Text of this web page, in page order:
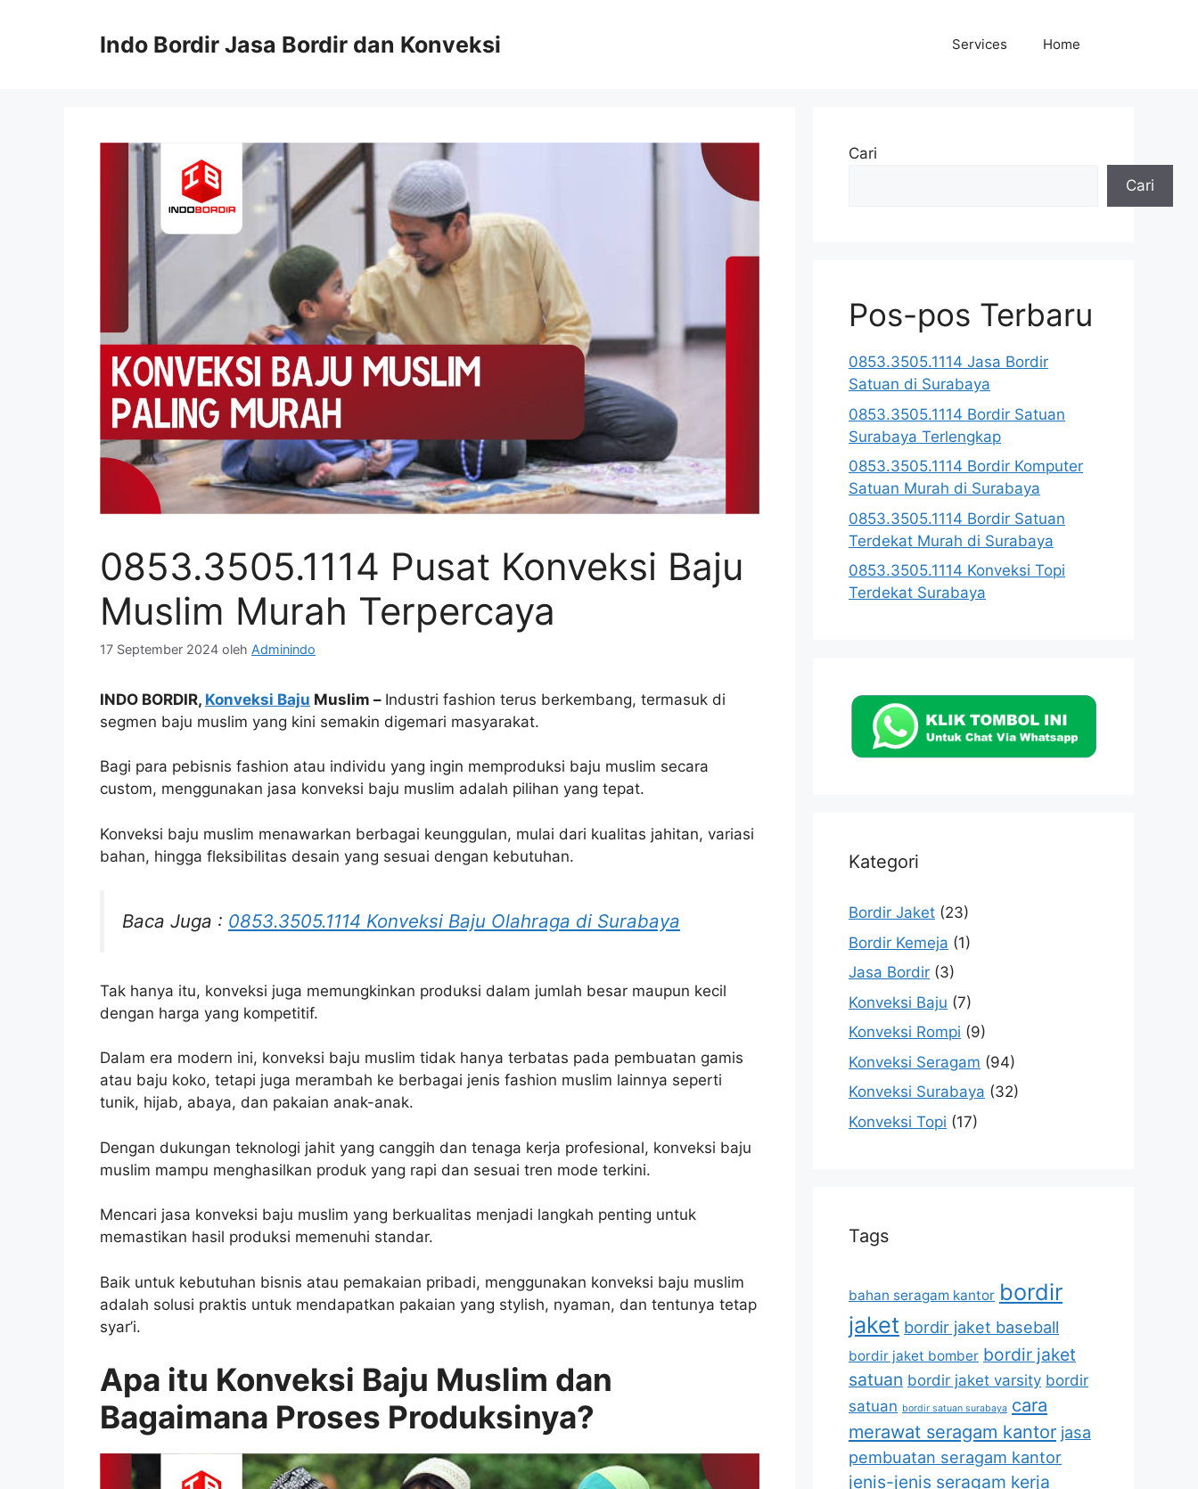
Indo Bordir Jasa Bordir dan Konveksi Services Home
0853.3505.1114 Pusat Konveksi Baju
Muslim Murah Terpercaya
17 September 2024 oleh Adminindo
INDO BORDIR, Konveksi Baju Muslim – Industri fashion terus berkembang, termasuk di
segmen baju muslim yang kini semakin digemari masyarakat.
Bagi para pebisnis fashion atau individu yang ingin memproduksi baju muslim secara
custom, menggunakan jasa konveksi baju muslim adalah pilihan yang tepat.
Konveksi baju muslim menawarkan berbagai keunggulan, mulai dari kualitas jahitan, variasi
bahan, hingga fleksibilitas desain yang sesuai dengan kebutuhan.
Baca Juga : 0853.3505.1114 Konveksi Baju Olahraga di Surabaya
Tak hanya itu, konveksi juga memungkinkan produksi dalam jumlah besar maupun kecil
dengan harga yang kompetitif.
Dalam era modern ini, konveksi baju muslim tidak hanya terbatas pada pembuatan gamis
atau baju koko, tetapi juga merambah ke berbagai jenis fashion muslim lainnya seperti
tunik, hijab, abaya, dan pakaian anak-anak.
Dengan dukungan teknologi jahit yang canggih dan tenaga kerja profesional, konveksi baju
muslim mampu menghasilkan produk yang rapi dan sesuai tren mode terkini.
Mencari jasa konveksi baju muslim yang berkualitas menjadi langkah penting untuk
memastikan hasil produksi memenuhi standar.
Baik untuk kebutuhan bisnis atau pemakaian pribadi, menggunakan konveksi baju muslim
adalah solusi praktis untuk mendapatkan pakaian yang stylish, nyaman, dan tentunya tetap
syar’i.
Apa itu Konveksi Baju Muslim dan
Bagaimana Proses Produksinya?
Cari
Cari
Pos-pos Terbaru
0853.3505.1114 Jasa Bordir
Satuan di Surabaya
0853.3505.1114 Bordir Satuan
Surabaya Terlengkap
0853.3505.1114 Bordir Komputer
Satuan Murah di Surabaya
0853.3505.1114 Bordir Satuan
Terdekat Murah di Surabaya
0853.3505.1114 Konveksi Topi
Terdekat Surabaya
Kategori
Bordir Jaket (23)
Bordir Kemeja (1)
Jasa Bordir (3)
Konveksi Baju (7)
Konveksi Rompi (9)
Konveksi Seragam (94)
Konveksi Surabaya (32)
Konveksi Topi (17)
Tags
bahan seragam kantor bordir
jaket bordir jaket baseball
bordir jaket bomber bordir jaket
satuan bordir jaket varsity bordir
satuan bordir satuan surabaya cara
merawat seragam kantor jasa
pembuatan seragam kantor
jenis-jenis seragam kerja